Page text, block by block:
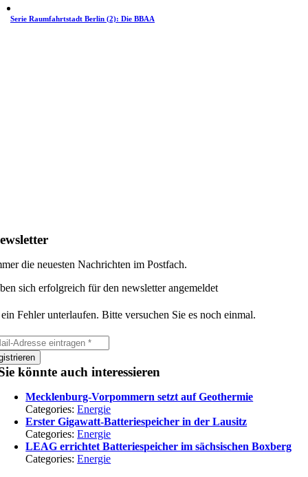
Serie Raumfahrtstadt Berlin (2): Die BBAA
die neuesten Nachrichten im Postfach.
sich erfolgreich für den newsletter angemeldet
Fehler unterlaufen. Bitte versuchen Sie es noch einmal.
könnte auch interessieren
Mecklenburg-Vorpommern setzt auf Geothermie
Categories:Energie
Erster Gigawatt-Batteriespeicher in der Lausitz
Categories:Energie
LEAG errichtet Batteriespeicher im sächsischen Boxberg
Categories:Energie